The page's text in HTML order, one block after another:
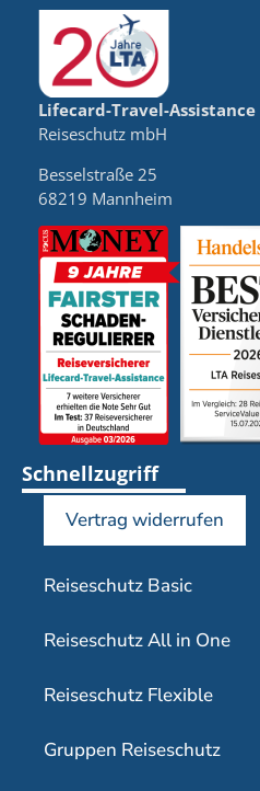
Lifecard-Travel-Assistance
Reiseschutz mbH
Besselstraße 25
68219 Mannheim
Schnellzugriff
Vertrag widerrufen
Reiseschutz Basic
Reiseschutz All in One
Reiseschutz Flexible
Gruppen Reiseschutz